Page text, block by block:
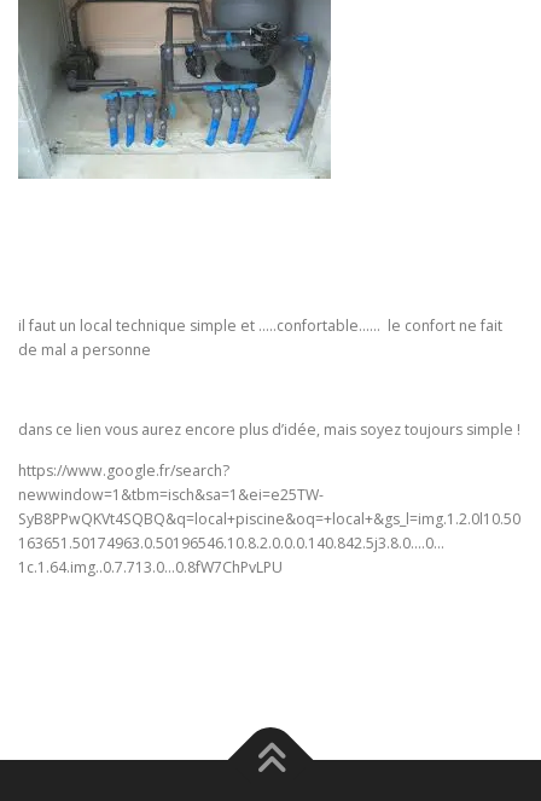
il faut un local technique simple et …..confortable…… le confort ne fait
de mal a personne
dans ce lien vous aurez encore plus d’idée, mais soyez toujours simple !
https://www.google.fr/search?
newwindow=1&tbm=isch&sa=1&ei=e25TW-
SyB8PPwQKVt4SQBQ&q=local+piscine&oq=+local+&gs_l=img.1.2.0l10.50
163651.50174963.0.50196546.10.8.2.0.0.0.140.842.5j3.8.0….0…
1c.1.64.img..0.7.713.0…0.8fW7ChPvLPU